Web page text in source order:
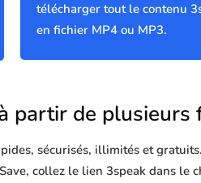
télécharger tout le contenu
en fichier MP4 ou MP3.
partir de plusieurs
sécurisés, illimités et
collez le lien 3speak dans le